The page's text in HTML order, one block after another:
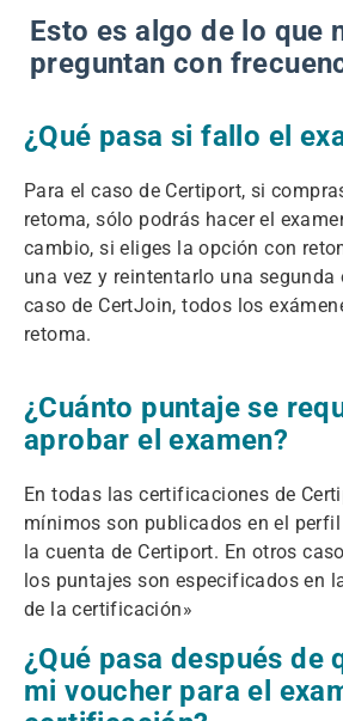
Esto es algo de lo que
preguntan con
¿Qué pasa si fallo el
Para el caso de Certiport, si
retoma, sólo podrás hacer el
cambio, si eliges la opción con
una vez y reintentarlo una segunda
caso de CertJoin, todos los
retoma.
¿Cuánto puntaje se
aprobar el examen?
En todas las certificaciones de
mínimos son publicados en el
la cuenta de Certiport. En otros
los puntajes son especificados en
de la certificación»
¿Qué pasa después de
mi voucher para el